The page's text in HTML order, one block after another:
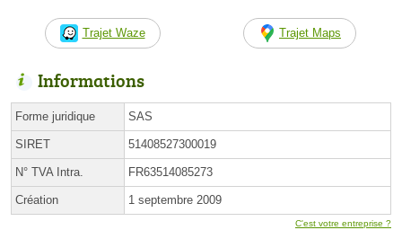
Trajet Waze Trajet Maps
Informations
Forme juridique SAS
SIRET 51408527300019
N° TVA Intra. FR63514085273
Création 1 septembre 2009
C'est votre entreprise ?